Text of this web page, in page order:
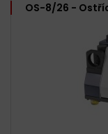
OS-8/26 -